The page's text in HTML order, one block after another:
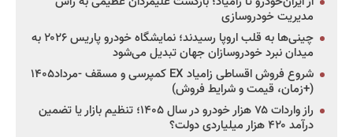
مدیریت خودروسازی
چینی‌ها به قلب اروپا رسیدند؛ نمایشگاه خودرو پاریس ۲۰۲۶ به
میدان نبرد خودروسازان جهان تبدیل می‌شود
شروع فروش اقساطی زامیاد EX کمپرسی و مسقف -مرداد۱۴۰۵
(+زمان، قیمت و شرایط فروش)
راز واردات ۷۵ هزار خودرو در سال ۱۴۰۵؛ تنظیم بازار یا تضمین
درآمد ۴۲۰ هزار میلیاردی دولت؟